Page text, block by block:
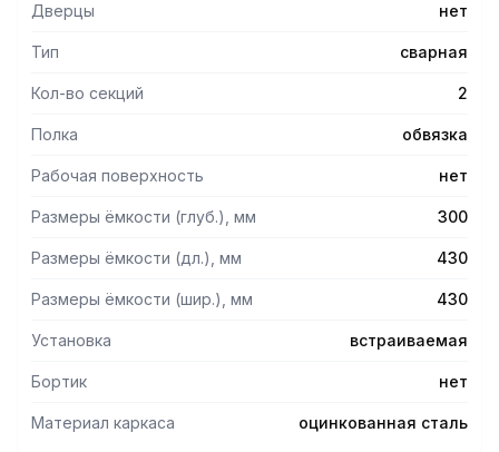
Дверцы нет
Тип сварная
Кол-во секций 2
Полка обвязка
Рабочая поверхность нет
Размеры ёмкости (глуб.), мм 300
Размеры ёмкости (дл.), мм 430
Размеры ёмкости (шир.), мм 430
Установка встраиваемая
Бортик нет
Материал каркаса оцинкованная сталь